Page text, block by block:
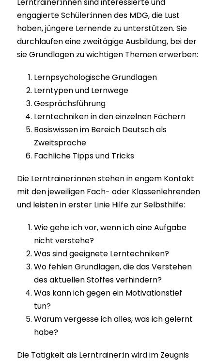
engagierte Schüler:innen des MDG, die Lust
haben, jüngere Lernende zu unterstützen. Sie
durchlaufen eine zweitägige Ausbildung, bei der
sie Grundlagen zu wichtigen Themen erwerben:
Lernpsychologische Grundlagen
Lerntypen und Lernwege
Gesprächsführung
Lerntechniken in den einzelnen Fächern
Basiswissen im Bereich Deutsch als
Zweitsprache
Fachliche Tipps und Tricks
Die Lerntrainer:innen stehen in engem Kontakt
mit den jeweiligen Fach- oder Klassenlehrenden
und leisten in erster Linie Hilfe zur Selbsthilfe:
Wie gehe ich vor, wenn ich eine Aufgabe
nicht verstehe?
Was sind geeignete Lerntechniken?
Wo fehlen Grundlagen, die das Verstehen
des aktuellen Stoffes verhindern?
Was kann ich gegen ein Motivationstief
tun?
Warum vergesse ich alles, was ich gelernt
habe?
Die Tätigkeit als Lerntrainer:in wird im Zeugnis